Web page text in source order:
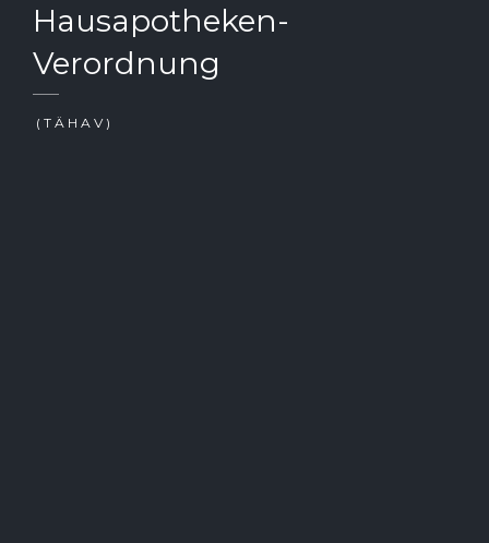
Hausapotheken-
Verordnung
(TÄHAV)